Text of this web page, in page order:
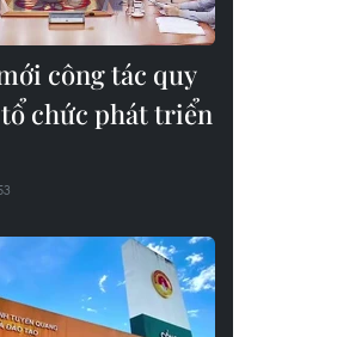
công tác quy
chức phát triển